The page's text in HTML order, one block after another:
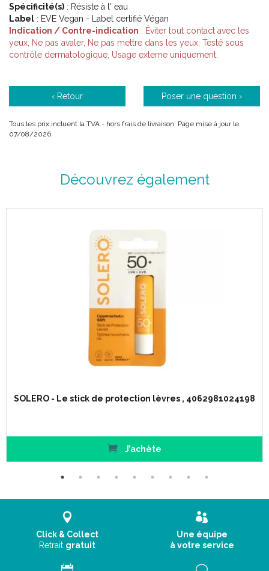
Spécificité(s) : Résiste à l' eau
Label : EVE Vegan - Label certifié Végan
Indication / Contre-indication : Éviter tout contact avec les
yeux, Ne pas avaler, Ne pas mettre dans les yeux, Testé sous
contrôle dermatologique, Usage externe uniquement.
‹ Retour Poser une question ›
Tous les prix incluent la TVA - hors frais de livraison. Page mise à jour le
07/08/2026.
Découvrez également
SOLERO - Le stick de protection lèvres , 4062981024198
J’achète
Click & Collect
Retrait gratuit
Une équipe
à votre service